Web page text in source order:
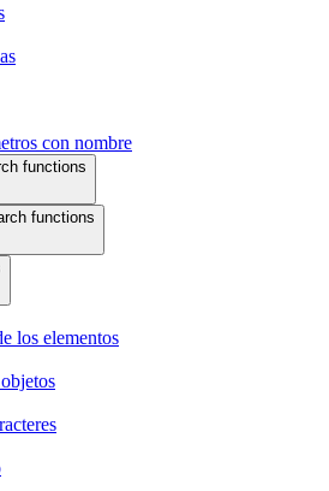
con nombre
functions
functions
los elementos